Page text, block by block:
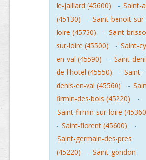
le-jaillard (45600)
- Saint-
(45130)
- Saint-benoit-sur-
loire (45730)
- Saint-
sur-loire (45500)
- Saint-
en-val (45590)
- Saint-
de-l'hotel (45550)
- Saint-
denis-en-val (45560)
-
firmin-des-bois (45220)
-
Saint-firmin-sur-loire
- Saint-florent (45600)
-
Saint-germain-des-pres
(45220)
- Saint-gondon